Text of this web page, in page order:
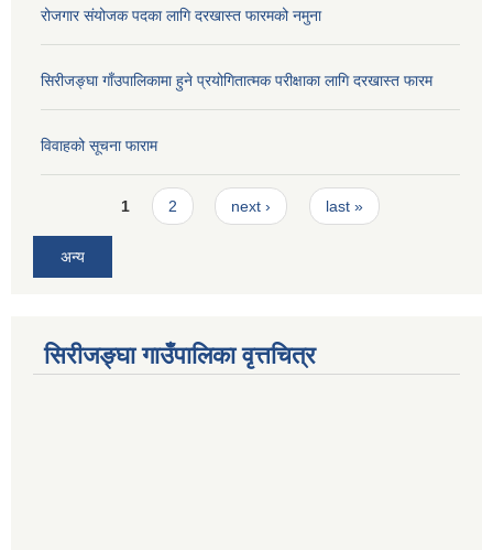
रोजगार संयोजक पदका लागि दरखास्त फारमको नमुना
सिरीजङ्घा गाँउपालिकामा हुने प्रयोगितात्मक परीक्षाका लागि दरखास्त फारम
विवाहको सूचना फाराम
Pages1 2 next › last »
अन्य
सिरीजङ्घा गाउँपालिका वृत्तचित्र